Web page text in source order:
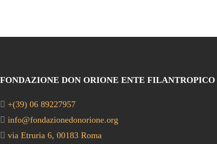
FONDAZIONE DON ORIONE ENTE FILANTROPICO
+(39) 06 89227957
info@fondazionedonorione.org
via Etruria 6, 00183 Roma